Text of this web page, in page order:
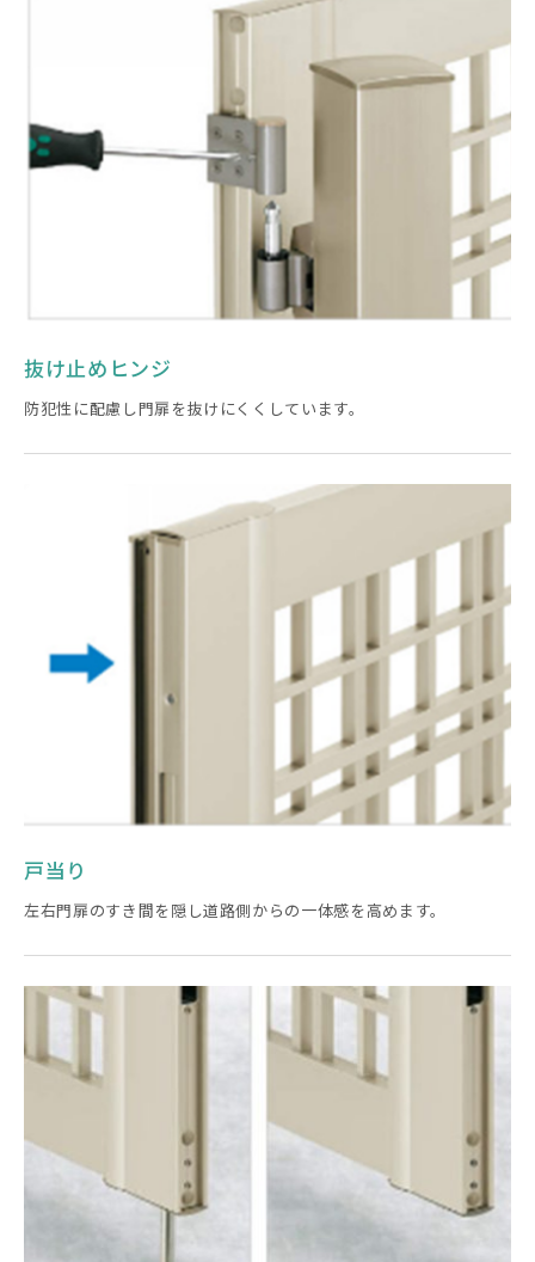
抜け止めヒンジ
防犯性に配慮し門扉を抜けにくくしています。
戸当り
左右門扉のすき間を隠し道路側からの一体感を高めます。